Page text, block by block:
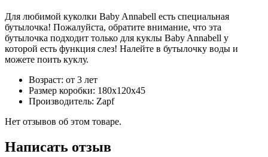
Для любимой куколки Baby Annabell есть специальная
бутылочка! Пожалуйста, обратите внимание, что эта
бутылочка подходит только для куклы Baby Annabell у
которой есть функция слез! Налейте в бутылочку воды и
можете поить куклу.
Возраст: от 3 лет
Размер коробки: 180х120х45
Производитель: Zapf
Нет отзывов об этом товаре.
Написать отзыв